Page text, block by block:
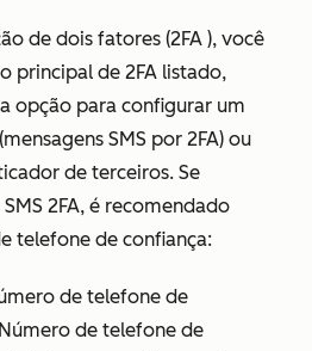
de dois fatores (2FA ), você
principal de 2FA listado,
opção para configurar um
SMS por 2FA) ou
de terceiros. Se
2FA, é recomendado
telefone de confiança:
de telefone de
Número de telefone de